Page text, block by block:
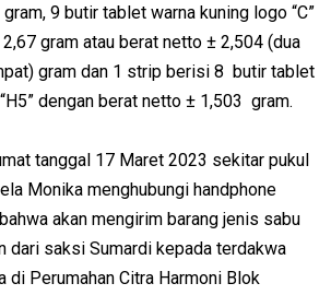
9 butir tablet warna kuning logo “C”
gram atau berat netto ± 2,504 (dua
gram dan 1 strip berisi 8 butir tablet
dengan berat netto ± 1,503 gram.
tanggal 17 Maret 2023 sekitar pukul
Monika menghubungi handphone
akan mengirim barang jenis sabu
dari saksi Sumardi kepada terdakwa
di Perumahan Citra Harmoni Blok